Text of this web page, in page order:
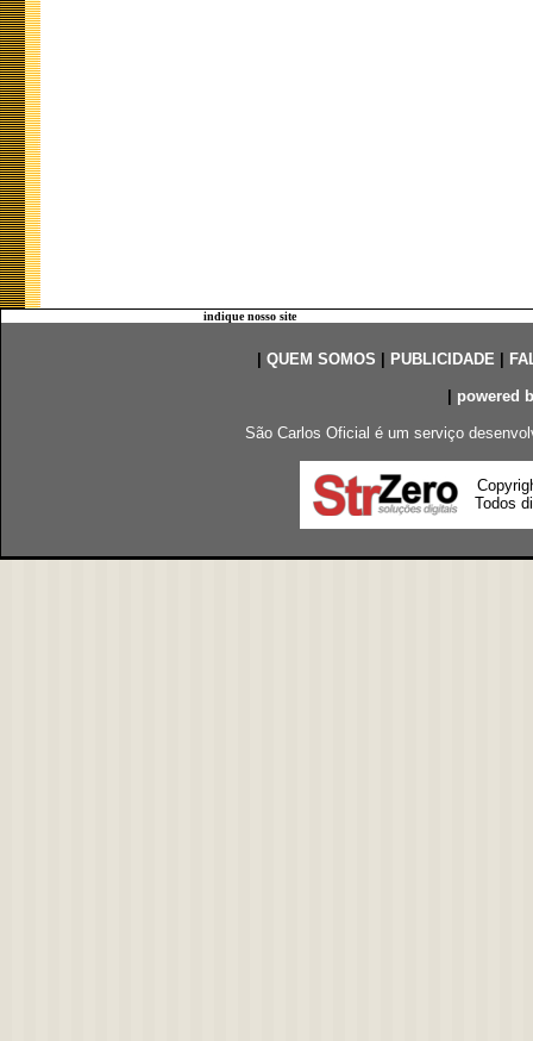
indique nosso site
QUEM SOMOS PUBLICIDADE|
powered
São Carlos Oficial é um serviço
Todos